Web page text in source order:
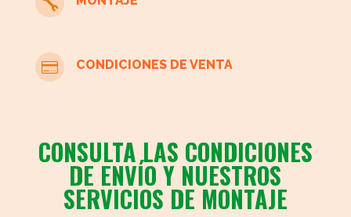
 CONDICIONES DE VENTA
CONSULTA LAS CONDICIONES
DE ENVÍO Y NUESTROS
SERVICIOS DE MONTAJE